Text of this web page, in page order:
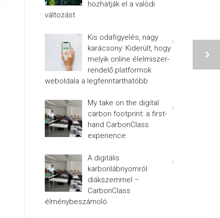
hozhatják el a valódi
változást
Kis odafigyelés, nagy
karácsony: Kiderült, hogy
melyik online élelmiszer-
rendelő platformok
weboldala a legfenntarthatóbb
My take on the digital
carbon footprint: a first-
hand CarbonClass
experience
A digitális
karbonlábnyomról
diákszemmel –
CarbonClass
élménybeszámoló